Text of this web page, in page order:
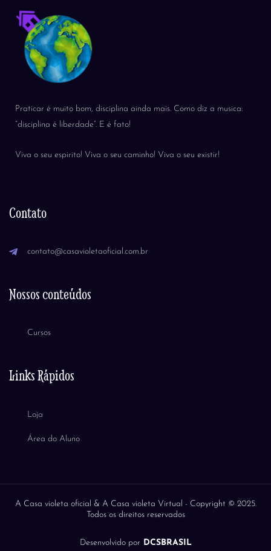
Praticar é muito bom, disciplina ainda mais. Como diz a musica:
“disciplina é liberdade”. E é fato!
Viva o seu espirito! Viva o seu caminho! Viva o seu existir!
Contato
contato@casavioletaoficial.com.br
Nossos conteúdos
Cursos
Links Rápidos
Loja
Área do Aluno
A Casa violeta oficial & A Casa violeta Virtual - Copyright © 2025.
Todos os direitos reservados
Desenvolvido porDCSBRASIL